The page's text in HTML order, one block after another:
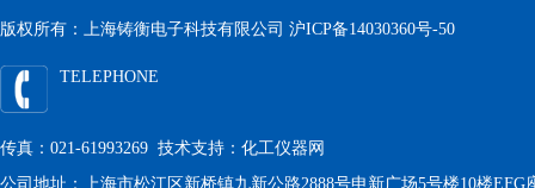
版权所有：上海铸衡电子科技有限公司 沪ICP备14030360号-50
TELEPHONE
传真：021-61993269 技术支持： 化工仪器网
公司地址：上海市松江区新桥镇九新公路2888号申新广场5号楼10楼EFG